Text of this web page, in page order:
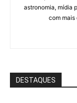
astronomia, mídia
com mais
DESTAQUES